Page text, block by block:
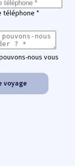
téléphone *
nous vous
voyage